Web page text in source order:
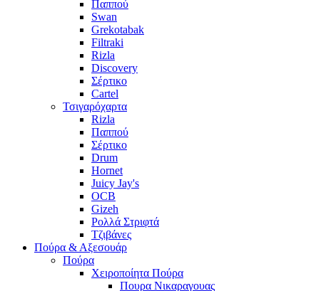
Παππού
Swan
Grekotabak
Filtraki
Rizla
Discovery
Σέρτικο
Cartel
Τσιγαρόχαρτα
Rizla
Παππού
Σέρτικο
Drum
Hornet
Juicy Jay's
OCB
Gizeh
Ρολλά Στριφτά
Τζιβάνες
Πούρα & Αξεσουάρ
Πούρα
Χειροποίητα Πούρα
Πουρα Νικαραγουας